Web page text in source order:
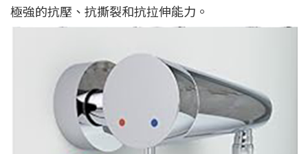
極強的抗壓、抗撕裂和抗拉伸能力。